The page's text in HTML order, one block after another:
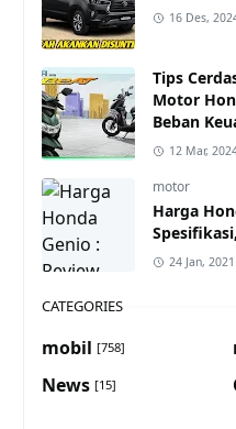
16 Des,
Tips
Motor
Beban
12 Mar,
motor
Harga
24 Jan, 2021
CATEGORIES
mobil [758]
News [15]